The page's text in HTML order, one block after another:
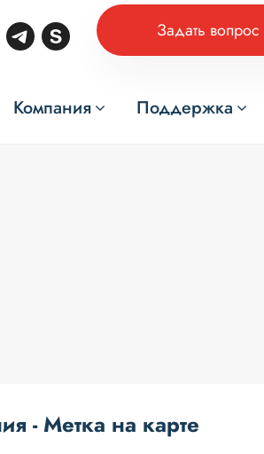
Задать вопрос
Компания Поддержка
- Метка на карте